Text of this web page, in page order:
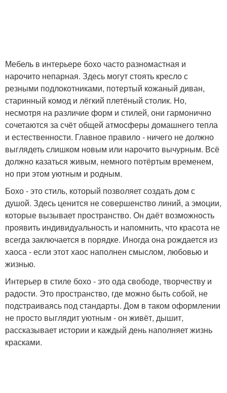
Мебель в интерьере бохо часто разномастная и
нарочито непарная. Здесь могут стоять кресло с
резными подлокотниками, потертый кожаный диван,
старинный комод и лёгкий плетёный столик. Но,
несмотря на различие форм и стилей, они гармонично
сочетаются за счёт общей атмосферы домашнего тепла
и естественности. Главное правило - ничего не должно
выглядеть слишком новым или нарочито вычурным. Всё
должно казаться живым, немного потёртым временем,
но при этом уютным и родным.
Бохо - это стиль, который позволяет создать дом с
душой. Здесь ценится не совершенство линий, а эмоции,
которые вызывает пространство. Он даёт возможность
проявить индивидуальность и напомнить, что красота не
всегда заключается в порядке. Иногда она рождается из
хаоса - если этот хаос наполнен смыслом, любовью и
жизнью.
Интерьер в стиле бохо - это ода свободе, творчеству и
радости. Это пространство, где можно быть собой, не
подстраиваясь под стандарты. Дом в таком оформлении
не просто выглядит уютным - он живёт, дышит,
рассказывает истории и каждый день наполняет жизнь
красками.